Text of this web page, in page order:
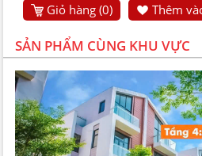
Giỏ hàng (0) Thêm
SẢN PHẨM CÙNG KHU VỰC